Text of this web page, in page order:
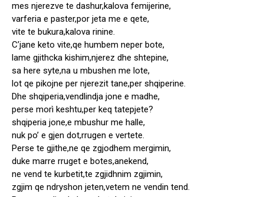
mes njerezve te dashur,kalova femijerine,
varferia e paster,por jeta me e qete,
vite te bukura,kalova rinine.
C’jane keto vite,qe humbem neper bote,
lame gjithcka kishim,njerez dhe shtepine,
sa here syte,na u mbushen me lote,
lot qe pikojne per njerezit tane,per shqiperine.
Dhe shqiperia,vendlindja jone e madhe,
perse morì keshtu,per keq tatepjete?
shqiperia jone,e mbushur me halle,
nuk po’ e gjen dot,rrugen e vertete.
Perse te gjithe,ne qe zgjodhem mergimin,
duke marre rruget e botes,anekend,
ne vend te kurbetit,te zgjidhnim zgjimin,
zgjim qe ndryshon jeten,vetem ne vendin tend.